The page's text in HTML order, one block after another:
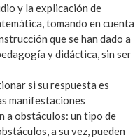
y la explicación de
tomando en cuenta
que se han dado a
y didáctica, sin ser
si su respuesta es
manifestaciones
a obstáculos: un tipo de
a su vez, pueden